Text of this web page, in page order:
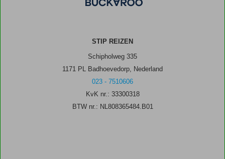
STIP REIZEN
Schipholweg 335
1171 PL Badhoevedorp, Nederland
023 - 7510606
KvK nr.: 33300318
BTW nr.: NL808365484.B01